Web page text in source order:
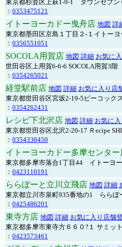
東京都杉並区上萩1-9-1 タウンセブン
： 0353475121
イトーヨーカドー曳舟店 地図 詳
東京都墨田区京島１丁目２-１イトー
： 0356551051
SOCOLA用賀店 地図 詳細 お気に
世田谷区上用賀6-6-6 SOCOLA用賀3階
： 0354265021
経堂駅前店 地図 詳細 お気に入り店
東京都世田谷区宮坂2-19-5ピーコック
： 0354262431
レシピ下北沢店 地図 詳細 お気に
東京都世田谷区北沢2-20-17 Ｒecipe
： 0354330450
イトーヨーカドー多摩センター
東京都多摩市落合1丁目44 イトーヨ
： 0423110191
ららぽーと立川立飛店 地図 詳細
東京都立川市泉町935番地の1 ららぽ
： 0425486201
東寺方店 地図 詳細 お気に入り店舗
東京都多摩市東寺方６６０?１ サミッ
： 0423573461